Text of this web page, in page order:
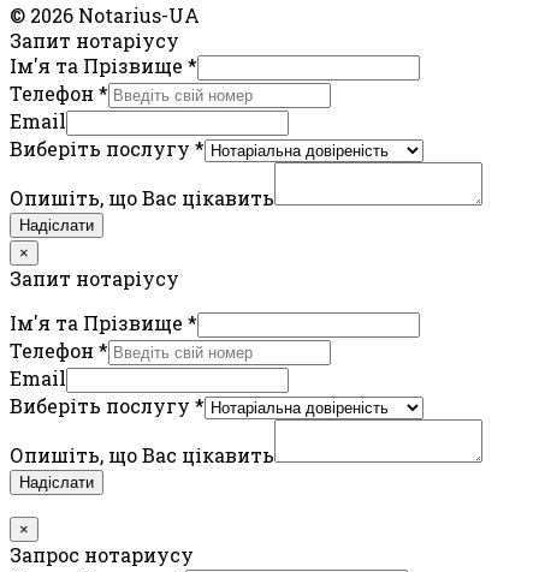
© 2026 Notarius-UA
Запит нотаріусу
Ім'я та Прізвище *
Телефон *
Email
Виберіть послугу *
Опишіть, що Вас цікавить
Надіслати
×
Запит нотаріусу
Ім'я та Прізвище *
Телефон *
Email
Виберіть послугу *
Опишіть, що Вас цікавить
Надіслати
×
Запрос нотариусу